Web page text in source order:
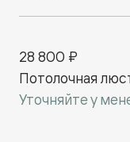
28 800 ₽
Потолочная
Уточняйте у